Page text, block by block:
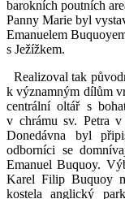
barokních poutních
Panny Marie byl
Emanuelem
s Ježížkem.
Realizoval tak
k významným dílům
centrální oltář s
v chrámu sv. Petra
Donedávna byl
odborníci se
Emanuel Buquoy.
Karel Filip Buquoy
kostela anglický